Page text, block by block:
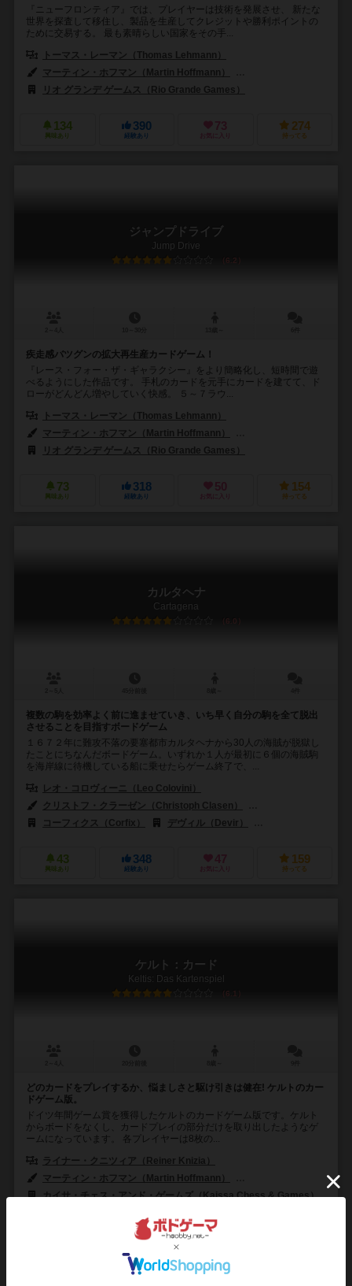
『ニューフロンティア』では、プレイヤーは技術を発展させ、 新たな
世界を探査して移住し、製品を生産してクレジットや勝利ポイントの
ために交易する。 最も素晴らしい国家をその手...
トーマス・レーマン（Thomas Lehmann）
マーティン・ホフマン（Martin Hoffmann）
リオ グランデ ゲームス（Rio Grande Games）
134
興味あり
390
経験あり
73
お気に入り
274
持ってる
ジャンプドライブ
Jump Drive
6.2
疾走感バツグンの拡大再生産カードゲーム！
『レース・フォー・ザ・ギャラクシー』をより簡略化し、短時間で遊
べるようにした作品です。 手札のカードを元手にカードを建てて、ド
ローがどんどん増やしていく快感。 ５～７ラウ...
トーマス・レーマン（Thomas Lehmann）
マーティン・ホフマン（Martin Hoffmann）
リオ グランデ ゲームス（Rio Grande Games）
73
興味あり
318
経験あり
50
お気に入り
154
持ってる
カルタヘナ
Cartagena
6.0
複数の駒を効率よく前に進ませていき、いち早く自分の駒を全て脱出
させることを目指すボードゲーム
１６７２年に難攻不落の要塞都市カルタヘナから30人の海賊が脱獄し
たことにちなんだボードゲーム。いずれか１人が最初に６個の海賊駒
を海岸線に待機している船に乗せたらゲーム終了で、...
レオ・コロヴィーニ（Leo Colovini）
クリストフ・クラーゼン（Christoph Clasen）
コーフィクス（Corfix）
デヴィル（Devir）
43
興味あり
348
経験あり
47
お気に入り
159
持ってる
ケルト：カード
Keltis: Das Kartenspiel
6.1
どのカードをプレイするか、悩ましさと駆け引きは健在! ケルトのカー
ドゲーム版。
ドイツ年間ゲーム賞を獲得したケルトのカードゲーム版です。ケルト
からボードをなくし、カードプレイの部分だけを取り出したようなゲ
ームになっています。 各プレイヤーは8枚の...
ライナー・クニツィア（Reiner Knizia）
マーティン・ホフマン（Martin Hoffmann）
クラウス・ステファ
カイサ・チェス・アンド・ゲームズ（Kaissa Chess & Games）
373
経験あり
47